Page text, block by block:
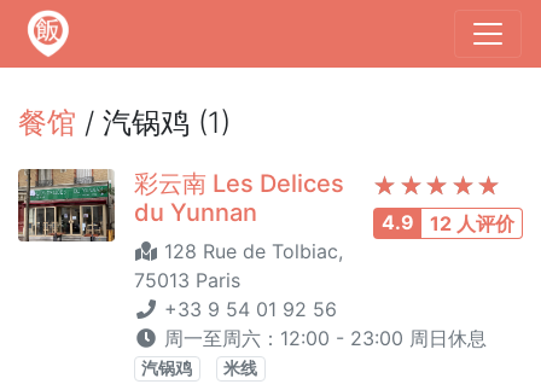
餐馆 / 汽锅鸡 (1)
4.9 12 人评价
彩云南 Les Delices
du Yunnan
128 Rue de Tolbiac,
75013 Paris
+33 9 54 01 92 56
周一至周六：12:00 - 23:00 周日休息
汽锅鸡 米线